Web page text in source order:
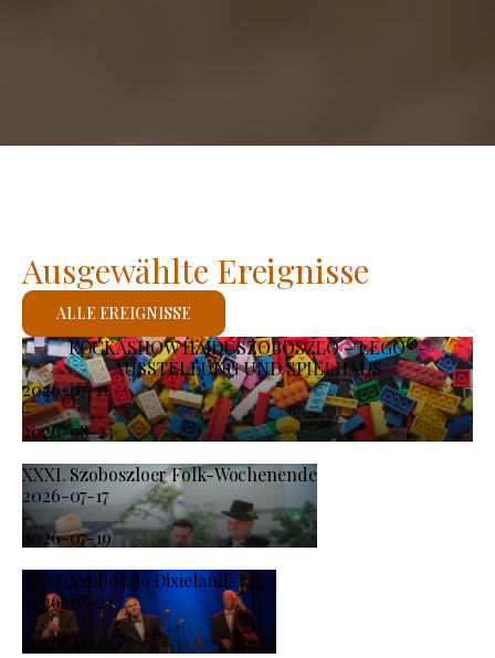
KOCKASHOW HAJDÚSZOBOSZLÓ – LEGO®-
AUSSTELLUNG UND SPIELHAUS
2026-07-11
-
2026-08-23
XXXI. Szoboszloer Folk-Wochenende
2026-07-17
-
2026-07-19
XXXI. Szoboszló Dixieland-Tage
2026-08-21
-
2026-08-23
Ausgewählte Ereignisse
ALLE EREIGNISSE